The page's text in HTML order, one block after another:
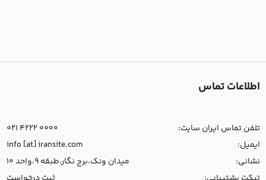
اطلاعات تماس
تلفن تماس ایران سایت:
021 4222 0000
ایمیل:
info [at] iransite.com
نشانی:
میدان ونک،برج نگار،طبقه 9،واحد 10